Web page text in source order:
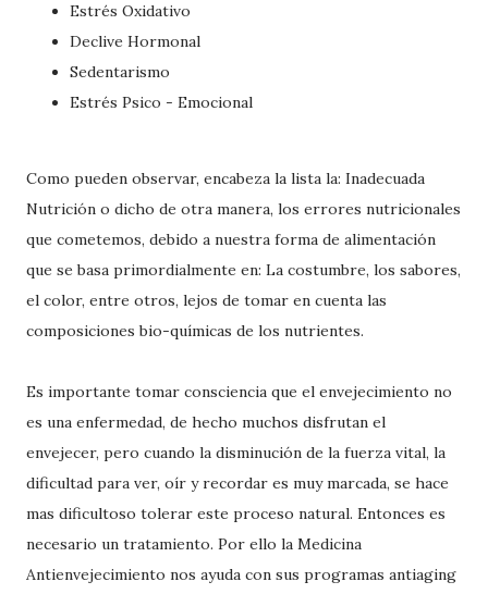
Estrés Oxidativo
Declive Hormonal
Sedentarismo
Estrés Psico - Emocional
Como pueden observar, encabeza la lista la: Inadecuada
Nutrición o dicho de otra manera, los errores nutricionales
que cometemos, debido a nuestra forma de alimentación
que se basa primordialmente en: La costumbre, los sabores,
el color, entre otros, lejos de tomar en cuenta las
composicionesbio-químicas de los nutrientes.
Es importante tomar consciencia que el envejecimiento no
es una enfermedad, de hecho muchos disfrutan el
envejecer, pero cuando la disminución de la fuerza vital, la
dificultad para ver, oír y recordar es muy marcada, se hace
mas dificultoso tolerar este proceso natural. Entonces es
necesario un tratamiento. Por ello la Medicina
Antienvejecimiento nos ayuda con sus programas antiaging